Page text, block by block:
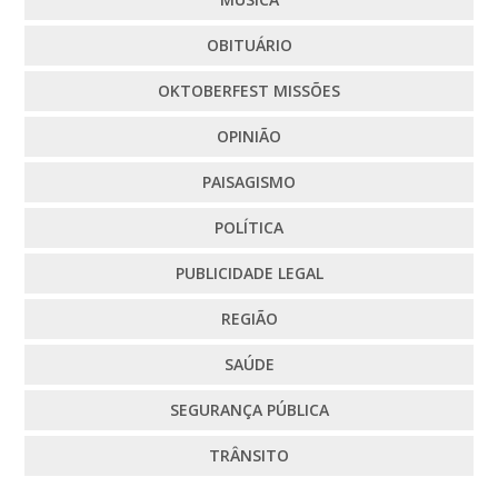
OBITUÁRIO
OKTOBERFEST MISSÕES
OPINIÃO
PAISAGISMO
POLÍTICA
PUBLICIDADE LEGAL
REGIÃO
SAÚDE
SEGURANÇA PÚBLICA
TRÂNSITO